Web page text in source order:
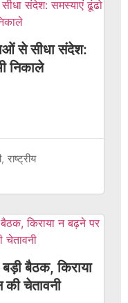
से सीधा संदेश:
निकाले
, राष्ट्रीय
बैठक, किराया
चेतावनी